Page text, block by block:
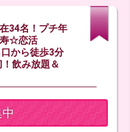
34名！プチ年
寿☆恋活
から徒歩3分
！飲み放題＆